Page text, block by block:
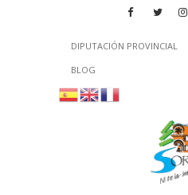
DIPUTACIÓN PROVINCIAL
BLOG